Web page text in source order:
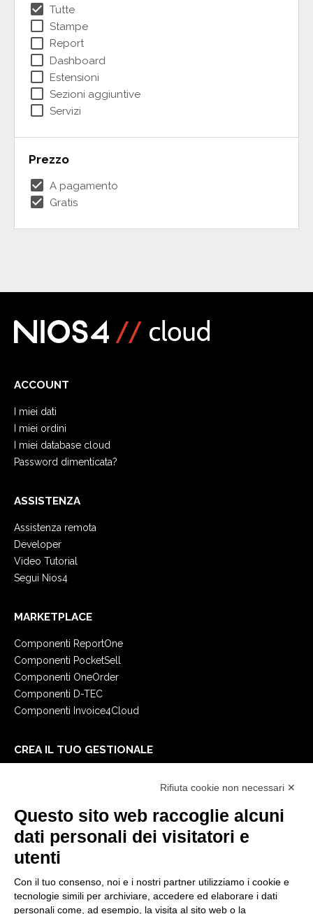
check_box Tutte
check_box_outline_blank Stampe
check_box_outline_blank Report
check_box_outline_blank Dashboard
check_box_outline_blank Estensioni
check_box_outline_blank Sezioni aggiuntive
check_box_outline_blank Servizi
Prezzo
check_box A pagamento
check_box Gratis
ACCOUNT
I miei dati
I miei ordini
I miei database cloud
Password dimenticata?
ASSISTENZA
Assistenza remota
Developer
Video Tutorial
Segui Nios4
MARKETPLACE
Componenti ReportOne
Componenti PocketSell
Componenti OneOrder
Componenti D-TEC
Componenti Invoice4Cloud
CREA IL TUO GESTIONALE
E-Book
Blog
NOTE LEGALI
Informative Privacy
Security Policy
Rifiuta cookie non necessari ✕
Questo sito web raccoglie alcuni
dati personali dei visitatori e
utenti
Con il tuo consenso, noi e i nostri partner utilizziamo i cookie e
tecnologie simili per archiviare, accedere ed elaborare i dati
personali come, ad esempio, la visita al sito web o la